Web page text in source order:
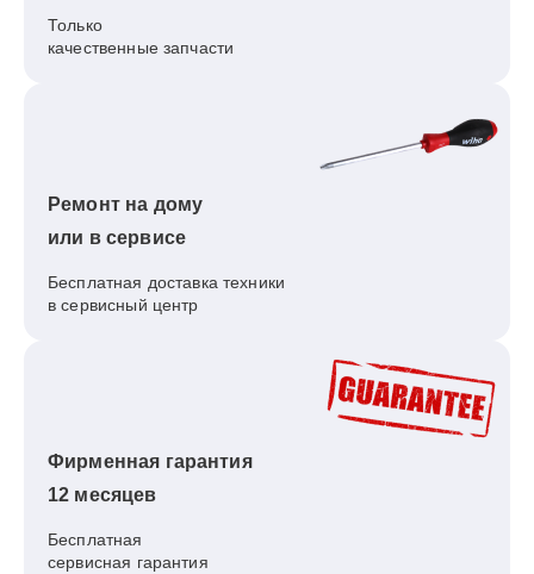
Только
качественные запчасти
Ремонт на дому
или в сервисе
Бесплатная доставка техники
в сервисный центр
Фирменная гарантия
12 месяцев
Бесплатная
сервисная гарантия